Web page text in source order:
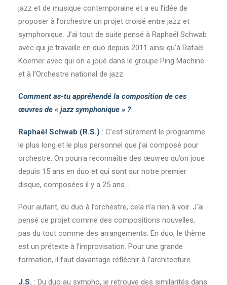
jazz et de musique contemporaine et a eu l’idée de
proposer à l’orchestre un projet croisé entre jazz et
symphonique. J’ai tout de suite pensé à Raphaël Schwab
avec qui je travaille en duo depuis 2011 ainsi qu’à Rafaël
Koerner avec qui on a joué dans le groupe Ping Machine
et à l’Orchestre national de jazz.
Comment as-tu appréhendé la composition de ces
œuvres de « jazz symphonique » ?
Raphaël Schwab (R.S.) : C’est sûrement le programme
le plus long et le plus personnel que j’ai composé pour
orchestre. On pourra reconnaître des œuvres qu’on joue
depuis 15 ans en duo et qui sont sur notre premier
disque, composées il y a 25 ans…
Pour autant, du duo à l’orchestre, cela n’a rien à voir. J’ai
pensé ce projet comme des compositions nouvelles,
pas du tout comme des arrangements. En duo, le thème
est un prétexte à l’improvisation. Pour une grande
formation, il faut davantage réfléchir à l’architecture.
J.S. : Du duo au sympho, je retrouve des similarités dans